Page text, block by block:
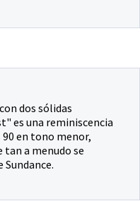
dos sólidas
es una reminiscencia
en tono menor,
tan a menudo se
Sundance.